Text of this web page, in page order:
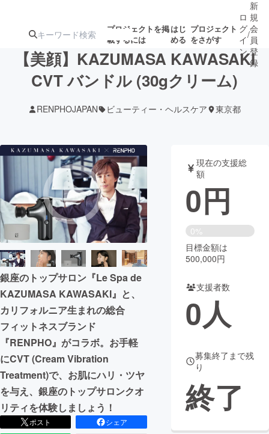
プロジェクトを掲
載するには
はじ
める
プロジェクト
をさがす
ジェクト
ターン
ジェクト
ロジェクト
もうすぐ公開
されます
アート・写真 音楽
テクノロジー・ガジェット ゲーム・サ
映像・映画 書籍・雑誌
ビジネス・起業 チャレンジ
まちづくり・地域活性化
CAMPFIRE for Social Good
CAMPFIRE Creation
CAMPFIREふるさと納税
ロ
グ
イ
ン
/
新
規
会
員
登
録
【美顔】KAZUMASA KAWASAKI
CVT バンドル (30gクリーム)
RENPHOJAPAN ビューティー・ヘルスケア 東京都
銀座のトップサロン『Le Spa de
KAZUMASA KAWASAKI』と、
カリフォルニア生まれの総合
フィットネスブランド
『RENPHO』がコラボ。お手軽
にCVT (Cream Vibration
Treatment)で、お肌にハリ・ツヤ
を与え、銀座のトップサロンクオ
リティを体験しましょう！
ポスト
シェア
現在の支援総
額
0円
0%
目標金額は
500,000円
支援者数
0人
募集終了まで残
り
終了